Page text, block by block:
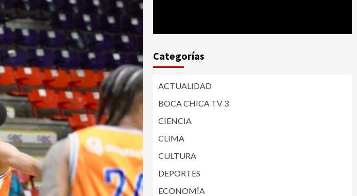
Categorías
ACTUALIDAD
BOCA CHICA TV 3
CIENCIA
CLIMA
CULTURA
DEPORTES
ECONOMÍA